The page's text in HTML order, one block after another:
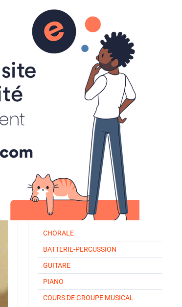
ACTUALITES
SPORT A LA CARTE
ATELIER CREATIF
CALLIGRAPHIE
MUSIQUE
CHANT
CHORALE
BATTERIE-PERCUSSION
GUITARE
PIANO
COURS DE GROUPE MUSICAL